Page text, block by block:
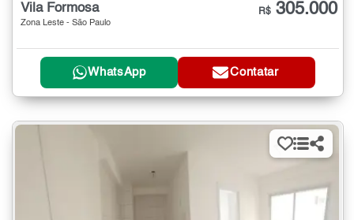
Vila Formosa
Zona Leste - São Paulo
R$ 305.000
WhatsApp Contatar